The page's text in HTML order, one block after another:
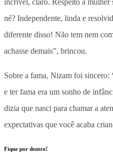
né? Independente, linda e
diferente disso! Não tem nem
achasse demais”, brincou.
Sobre a fama, Nizam foi sincero:
e ter fama era um sonho de
dizia que nasci para chamar a
expectativas que você acaba
Fique por dentro!